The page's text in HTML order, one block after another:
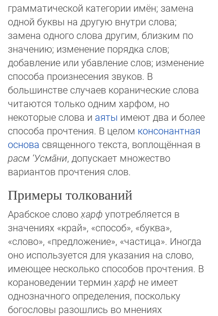
грамматической категории имён; замена
одной буквы на другую внутри слова;
замена одного слова другим, близким по
значению; изменение порядка слов;
добавление или убавление слов; изменение
спо­со­ба произнесения звуков. В
большинстве случаев коранические слова
читаются толь­ко одним харфом, но
некоторые слова и аяты имеют два и более
способа прочте­ния. В целом консонантная
основа священного текста, воплощённая в
расм ‘Усма̄ни, до­пус­ка­ет множество
вариантов прочтения слов.
Примеры толкований
Арабское словох̣арф употребляется в
значениях «край», «способ», «буква»,
«слово», «предложение», «частица». Иногда
оно используется для указания на слово,
имеющее несколько способов прочтения. В
корановедении термин х̣арф не имеет
однозначного определения, поскольку
богословы разошлись во мнениях